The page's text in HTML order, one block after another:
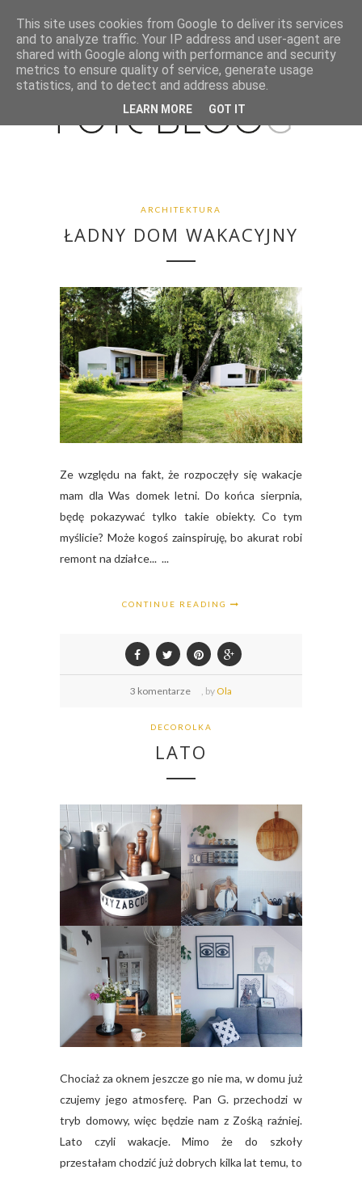
ARCHITEKTURA
ŁADNY DOM WAKACYJNY
Ze względu na fakt, że rozpoczęły się wakacje
mam dla Was domek letni. Do końca sierpnia,
będę pokazywać tylko takie obiekty. Co tym
myślicie? Może kogoś zainspiruję, bo akurat robi
remont na działce... ...
CONTINUE READING
3 komentarze , by Ola
DECOROLKA
LATO
Chociaż za oknem jeszcze go nie ma, w domu już
czujemy jego atmosferę. Pan G. przechodzi w
tryb domowy, więc będzie nam z Zośką raźniej.
Lato czyli wakacje. Mimo że do szkoły
przestałam chodzić już dobrych kilka lat temu, to
This site uses cookies from Google to deliver its services
and to analyze traffic. Your IP address and user-agent are
shared with Google along with performance and security
metrics to ensure quality of service, generate usage
statistics, and to detect and address abuse.
LEARN MORE GOT IT